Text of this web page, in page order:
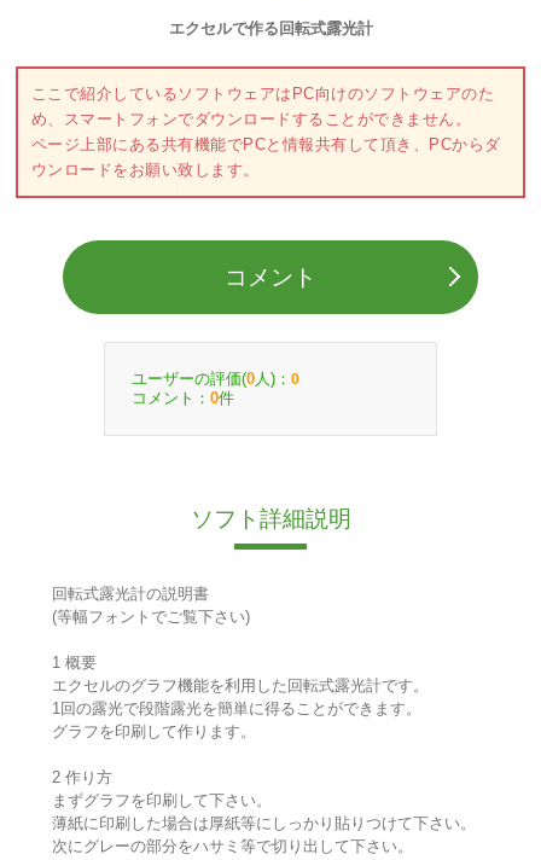
エクセルで作る回転式露光計
ここで紹介しているソフトウェアはPC向けのソフトウェアのた
め、スマートフォンでダウンロードすることができません。
ページ上部にある共有機能でPCと情報共有して頂き、PCからダ
ウンロードをお願い致します。
コメント
ユーザーの評価(0 人)： 0
コメント： 0件
ソフト詳細説明
回転式露光計の説明書
(等幅フォントでご覧下さい)
1 概要
エクセルのグラフ機能を利用した回転式露光計です。
1回の露光で段階露光を簡単に得ることができます。
グラフを印刷して作ります。
2 作り方
まずグラフを印刷して下さい。
薄紙に印刷した場合は厚紙等にしっかり貼りつけて下さい。
次にグレーの部分をハサミ等で切り出して下さい。